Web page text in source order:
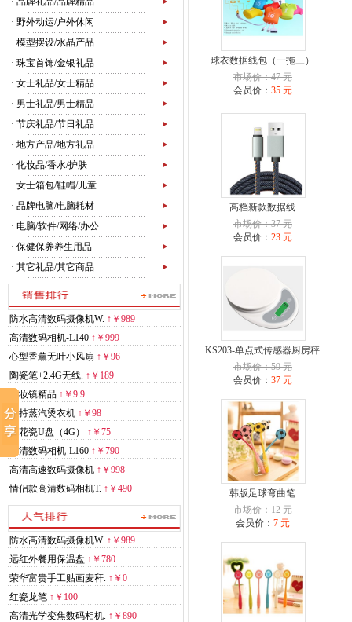
· 野外动运/户外休闲
· 模型摆设/水晶产品
· 珠宝首饰/金银礼品
· 女士礼品/女士精品
· 男士礼品/男士精品
· 节庆礼品/节日礼品
· 地方产品/地方礼品
· 化妆品/香水/护肤
· 女士箱包/鞋帽/儿童
· 品牌电脑/电脑耗材
· 电脑/软件/网络/办公
· 保健保养养生用品
· 其它礼品/其它商品
防水高清数码摄像机W. ↑ ￥989
高清数码相机-L140 ↑ ￥999
心型香薰无叶小风扇 ↑ ￥96
陶瓷笔+2.4G无线. ↑ ￥189
化妆镜精品 ↑ ￥9.9
手持蒸汽烫衣机 ↑ ￥98
青花瓷U盘（4G）
↑ ￥75
高清数码相机-L160 ↑ ￥790
高清高速数码摄像机 ↑ ￥998
情侣款高清数码相机T. ↑ ￥490
防水高清数码摄像机W. ↑ ￥989
远红外餐用保温盘 ↑ ￥780
荣华富贵手工贴画麦秆. ↑ ￥0
红瓷龙笔 ↑ ￥100
高清光学变焦数码相机. ↑ ￥890
球衣数据线包（一拖三）
市场价：47 元
会员价： 35 元
高档新款数据线
市场价：37 元
会员价： 23 元
KS203-单点式传感器厨房秤
市场价：59 元
会员价： 37 元
韩版足球弯曲笔
市场价：12 元
会员价： 7 元